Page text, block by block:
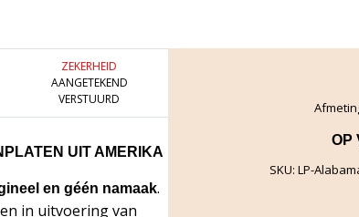
ZEKERHEID
AANGETEKEND
VERSTUURD
UIT AMERIKA
en géén namaak.
in uitvoering van
OP
SKU: LP-